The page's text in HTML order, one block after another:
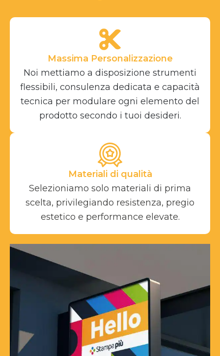
Massima Personalizzazione
Noi mettiamo a disposizione strumenti
flessibili, consulenza dedicata e capacità
tecnica per modulare ogni elemento del
prodotto secondo i tuoi desideri.
Materiali di qualità
Selezioniamo solo materiali di prima
scelta, privilegiando resistenza, pregio
estetico e performance elevate.